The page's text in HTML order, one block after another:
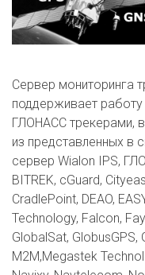
Сервер мониторинга
поддерживает
ГЛОНАСС трекерами,
из представленных в
сервер Wialon IPS,
BITREK, cGuard,
CradlePoint, DEAO,
Technology, Falcon,
GlobalSat, GlobusGPS,
M2M,Megastek